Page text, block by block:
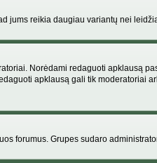
jums reikia daugiau variantų nei
Norėdami redaguoti apklausą
apklausą gali tik moderatoriai
forumus. Grupes sudaro